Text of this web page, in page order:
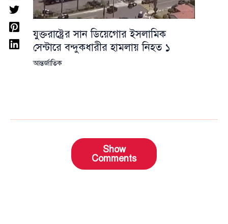
যুক্তরাষ্ট্রের সান ডিয়েগোর ইসলামিক
সেন্টারে বন্দুকধারীর হামলায় নিহত ১
আন্তর্জাতিক
Show
Comments